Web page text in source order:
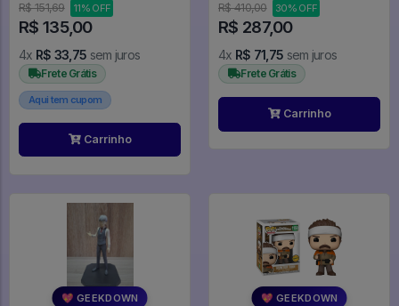
R$ 151,69
11% OFF
R$ 135,00
4x R$ 33,75 sem juros
Frete Grátis
Aqui tem cupom
Carrinho
R$ 410,00
30% OFF
R$ 287,00
4x R$ 71,75 sem juros
Frete Grátis
Carrinho
💖 GEEKDOWN 💖 GEEKDOWN